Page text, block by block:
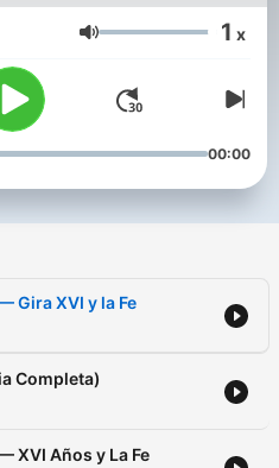
los momentos clave que
sus primeras colaboraciones
después en su música.
a través de álbumes icónicos
"Gangalee", su incursión en el
el reggaetón tradicional con
controversias, su reinvención
que redefinió los límit This
and with the help of
Volumen 1 x
00:00
Gira XVI y la Fe
Completa)
XVI Años y La Fe